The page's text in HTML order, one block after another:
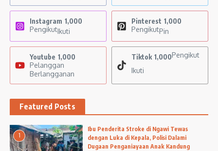
Instagram 1,000
PengikutIkuti
Pinterest 1,000
PengikutPin
Youtube 1,000
Pelanggan
Berlangganan
Tiktok 1,000Pengikut
Ikuti
Featured Posts
1
Ibu Penderita Stroke di Ngawi Tewas
dengan Luka di Kepala, Polisi Dalami
Dugaan Penganiayaan Anak Kandung